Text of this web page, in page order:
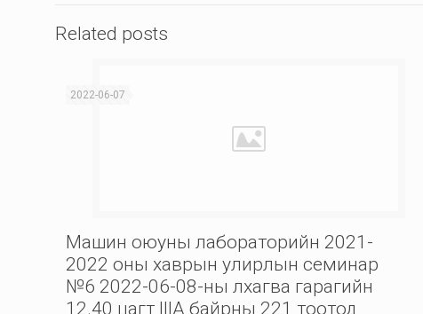
Related posts
2022-06-07
Машин оюуны лабораторийн 2021-
2022 оны хаврын улирлын семинар
№6 2022-06-08-ны лхагва гарагийн
12.40 цагт IIIА байрны 221 тоотод